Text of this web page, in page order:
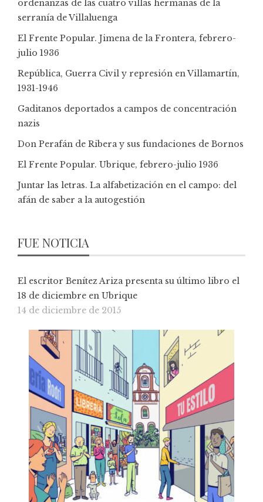
ordenanzas de las cuatro villas hermanas de la
serranía de Villaluenga
El Frente Popular. Jimena de la Frontera, febrero-
julio 1936
República, Guerra Civil y represión en Villamartín,
1931-1946
Gaditanos deportados a campos de concentración
nazis
Don Perafán de Ribera y sus fundaciones de Bornos
El Frente Popular. Ubrique, febrero-julio 1936
Juntar las letras. La alfabetización en el campo: del
afán de saber a la autogestión
FUE NOTICIA
El escritor Benítez Ariza presenta su último libro el
18 de diciembre en Ubrique
14 de diciembre de 2015